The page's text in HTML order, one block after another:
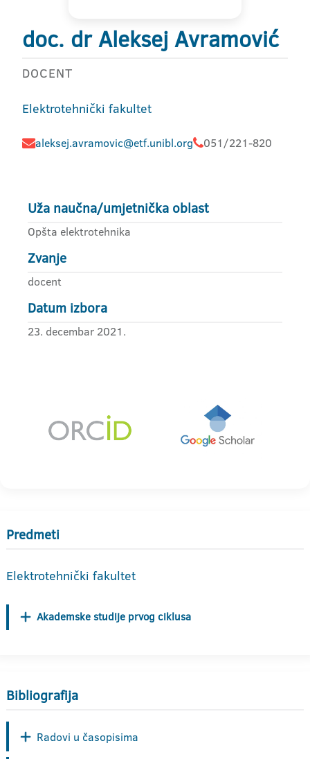
doc. dr Aleksej Avramović
DOCENT
Elektrotehnički fakultet
aleksej.avramovic@etf.unibl.org 051/221-820
Uža naučna/umjetnička oblast
Opšta elektrotehnika
Zvanje
docent
Datum izbora
23. decembar 2021.
Predmeti
Elektrotehnički fakultet
Akademske studije prvog ciklusa
Bibliografija
Radovi u časopisima